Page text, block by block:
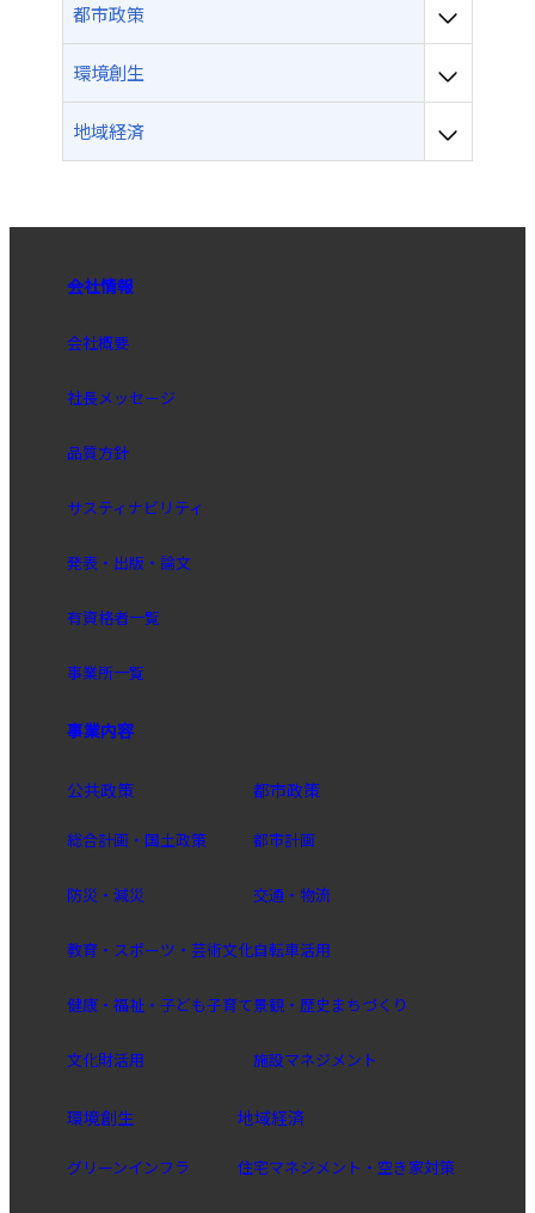
都市政策
環境創生
地域経済
会社情報
会社概要
社長メッセージ
品質方針
サスティナビリティ
発表・出版・論文
有資格者一覧
事業所一覧
事業内容
公共政策
総合計画・国土政策
防災・減災
教育・スポーツ・芸術文化
健康・福祉・子ども子育て
文化財活用
都市政策
都市計画
交通・物流
自転車活用
景観・歴史まちづくり
施設マネジメント
環境創生
グリーンインフラ
地域経済
住宅マネジメント・空き家対策